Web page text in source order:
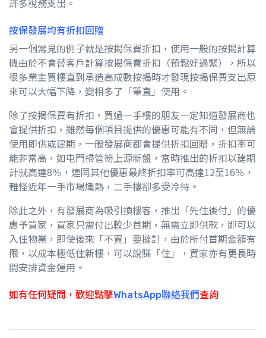
按保發展均有折扣回贈
另一個常見的例子就是按揭保費折扣，使用一般的按揭計算
機由於不會替客戶計算按揭保費折扣（預鬆好過緊），所以
很多業主買樓直到承造高成數按揭時才發現按揭保費支出原
來可以大幅下降，變相多了「筆直」使用。
除了按揭保費有折扣，買過一手樓的朋友一定知道發展商也
會提供折扣，雖然每個項目提供的優惠可能有不同，但無論
使用即供或建期，一般發展商都會提供折扣回贈，折扣率可
能非常高，如屯門掃管笏上源新盤，當時推出的折扣以建期
計就高達8％，連同其他優惠最終折扣率可高達12至16％，
難怪近年一手市場熾熱，二手樓卻多受冷待。
除此之外，有發展商為吸引換樓客，推出「先住後付」的優
惠予買家，買家只需付出較少首期，無需立即供款，即可以
入住物業，即使後來「不買」要撻訂，由於所付首期金額有
限，以成本極低住新樓，可以說賺「住」，買家亦有更長時
間安排資金運用。
如有任何疑問，歡迎點擊WhatsApp聯絡我們查詢